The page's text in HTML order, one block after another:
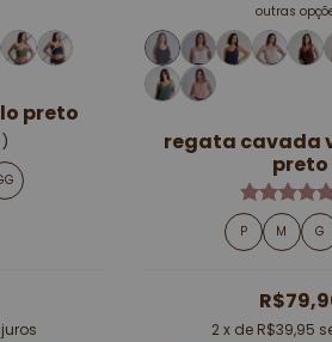
preto
outras
regata cavada
preto
P M G
2x de R$39,95